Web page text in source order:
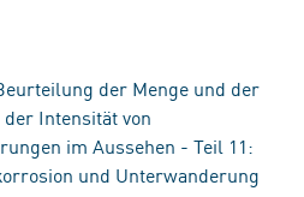
der Menge und der
der Intensität von
im Aussehen - Teil 11:
und Unterwanderung